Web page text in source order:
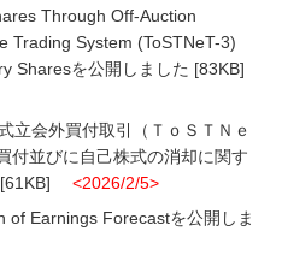
Through Off-Auction
Trading System (ToSTNeT-3)
Sharesを公開しました [83KB]
立会外買付取引（ＴｏＳＴＮｅ
付並びに自己株式の消却に関す
[61KB] <2026/2/5>
of Earnings Forecastを公開しま